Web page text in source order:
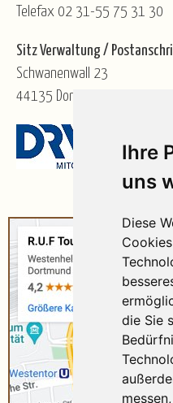
Ihre
uns
Diese
die Sie
Telefax 02 31-55 75 31 30
Sitz Verwaltung /
Schwanenwall 23
44135 Dortmund